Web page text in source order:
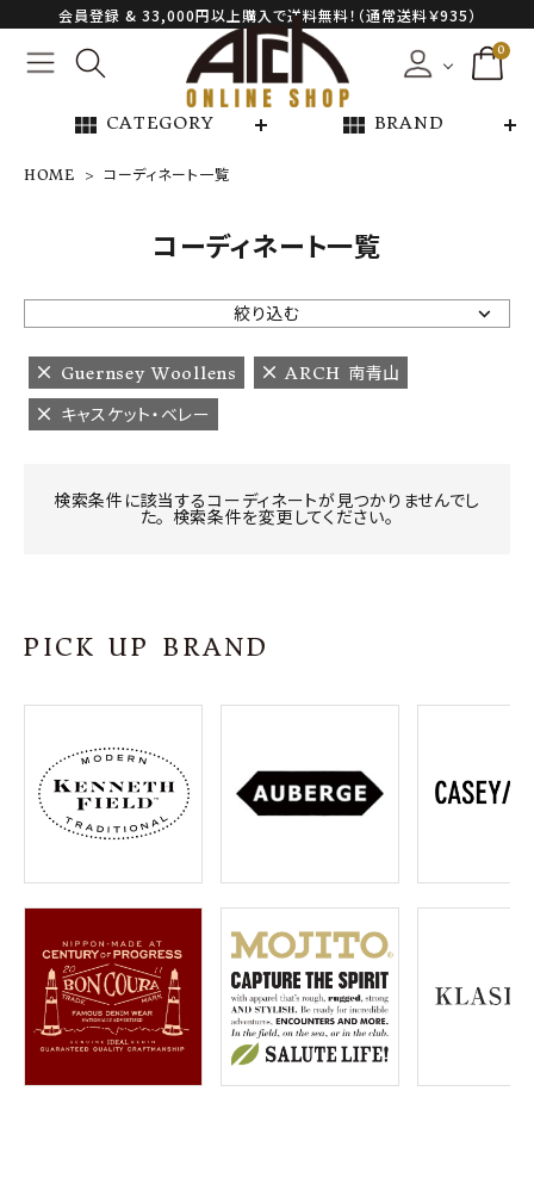
会員登録 & 33,000円以上購入で送料無料！（通常送料￥935）
0
view_module CATEGORY view_module BRAND
NEW ARRIVAL
ARCH EXCLUSIVE
BRAND
CATEGORY
プライバシーポリシー
特定商取引法について
お問い合わせ
OFFICIAL WEB SITE
meeting_room ログイン 会員登録
HOME コーディネート一覧
コーディネート一覧
絞り込む
Guernsey Woollens
ARCH 南青山
キャスケット・ベレー
検索条件に該当するコーディネートが見つかりませんでし
た。 検索条件を変更してください。
PICK UP BRAND